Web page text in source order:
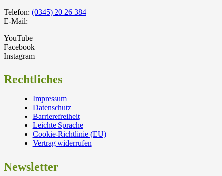
Telefon: (0345) 20 26 384
E-Mail:
YouTube
Facebook
Instagram
Rechtliches
Impressum
Datenschutz
Barrierefreiheit
Leichte Sprache
Cookie-Richtlinie (EU)
Vertrag widerrufen
Newsletter